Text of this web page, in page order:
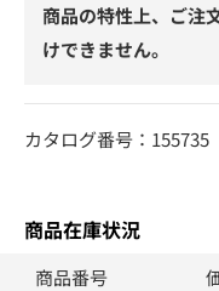
商品の特性上、ご注
けできません。
カタログ番号：155735
商品在庫状況
商品番号